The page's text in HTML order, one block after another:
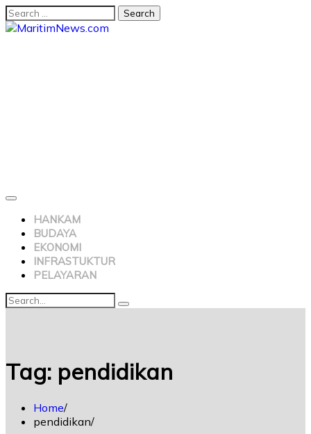
HANKAM
BUDAYA
EKONOMI
INFRASTUKTUR
PELAYARAN
Tag: pendidikan
Home
pendidikan